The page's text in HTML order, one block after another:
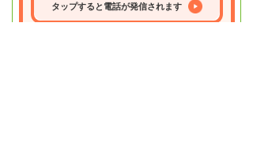
タップすると電話が発信されます